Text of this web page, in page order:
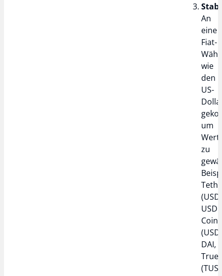
An
eine
Fiat-
wie
den
US-
um
zu
USD
Coin
DAI,